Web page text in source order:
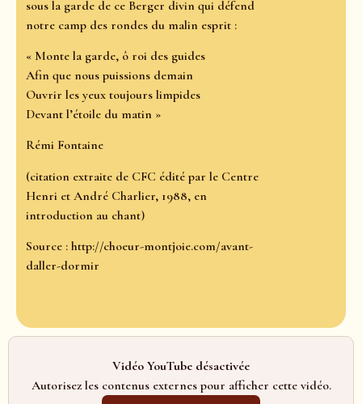
sous la garde de ce Berger divin qui défend
notre camp des rondes du malin esprit :
« Monte la garde, ô roi des guides
Afin que nous puissions demain
Ouvrir les yeux toujours limpides
Devant l’étoile du matin »
Rémi Fontaine
(citation extraite de CFC édité par le Centre
Henri et André Charlier, 1988, en
introduction au chant)
Source : http://choeur-montjoie.com/avant-
daller-dormir
Vidéo YouTube désactivée
Autorisez les contenus externes pour afficher cette vidéo.